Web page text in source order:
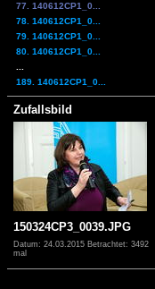
77. 140612CP1_0...
78. 140612CP1_0...
79. 140612CP1_0...
80. 140612CP1_0...
189. 140612CP1_0...
Zufallsbild
150324CP3_0039.JPG
Datum: 24.03.2015 Betrachtet: 3492
mal